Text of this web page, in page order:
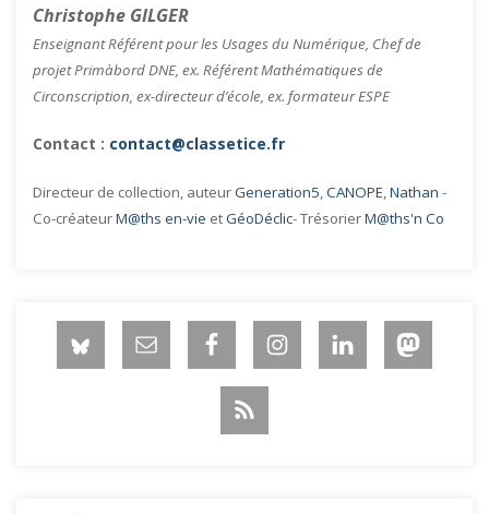
Christophe GILGER
Enseignant Référent pour les Usages du Numérique, Chef de
projet Primàbord DNE, ex. Référent Mathématiques de
Circonscription, ex-directeur d’école, ex. formateur ESPE
Contact : contact@classetice.fr
Directeur de collection, auteurGeneration5,CANOPE,Nathan -
Co-créateurM@ths en-vie etGéoDéclic- TrésorierM@ths'n Co